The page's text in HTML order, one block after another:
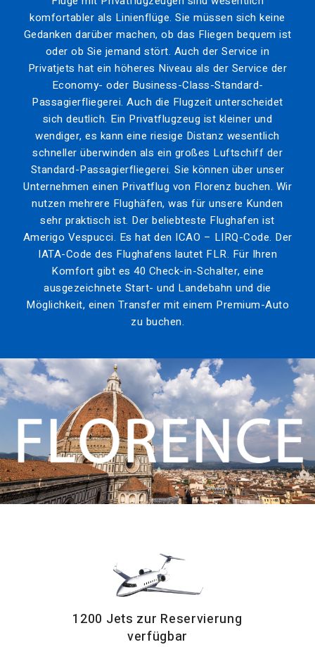
komfortabler als Linienflüge. Sie müssen sich keine
Gedanken darüber machen, ob das Fliegen bequem ist
oder ob Sie jemand stört. Auch der Service in
Privatjets hat ein höheres Niveau als der Service der
Economy- oder Business-Class-Standard-
Passagierfliegerei. Auch die Flugzeit unterscheidet
sich deutlich. Ein Privatflugzeug ist kleiner und
wendiger, es kann eine riesige Distanz wesentlich
schneller überwinden als ein großes Luftschiff der
Standard-Passagierfliegerei. Sie können über unser
Unternehmen einen Privatflug von Florenz buchen. Wir
nutzen mehrere Flughäfen, was für unsere Kunden
sehr praktisch ist. Der beliebteste Flughafen ist
Amerigo Vespucci. Es hat den ICAO – LIRQ-Code. Der
IATA-Code des Flughafens lautet FLR. Für Ihren
Komfort gibt es 40 Check-in-Schalter, eine
ausgezeichnete Start- und Landebahn und die
Möglichkeit, einen Transfer mit einem Premium-Auto
zu buchen.
1200 Jets zur Reservierung
verfügbar